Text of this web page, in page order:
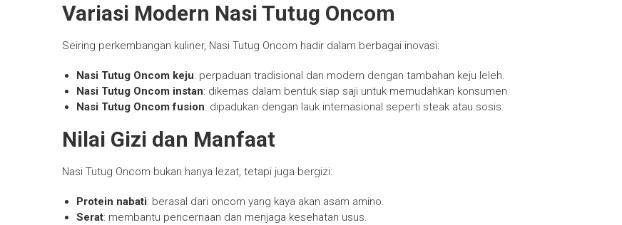
Variasi Modern Nasi Tutug Oncom
Seiring perkembangan kuliner, Nasi Tutug Oncom hadir dalam berbagai inovasi:
Nasi Tutug Oncom keju: perpaduan tradisional dan modern dengan tambahan keju leleh.
Nasi Tutug Oncom instan: dikemas dalam bentuk siap saji untuk memudahkan konsumen.
Nasi Tutug Oncom fusion: dipadukan dengan lauk internasional seperti steak atau sosis.
Nilai Gizi dan Manfaat
Nasi Tutug Oncom bukan hanya lezat, tetapi juga bergizi:
Protein nabati: berasal dari oncom yang kaya akan asam amino.
Serat: membantu pencernaan dan menjaga kesehatan usus.